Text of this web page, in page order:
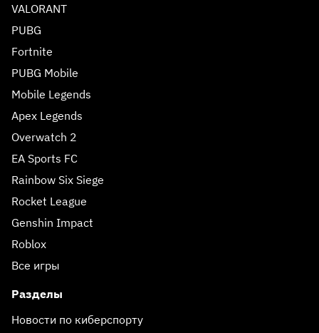
VALORANT
PUBG
Fortnite
PUBG Mobile
Mobile Legends
Apex Legends
Overwatch 2
EA Sports FC
Rainbow Six Siege
Rocket League
Genshin Impact
Roblox
Все игры
Разделы
Новости по киберспорту